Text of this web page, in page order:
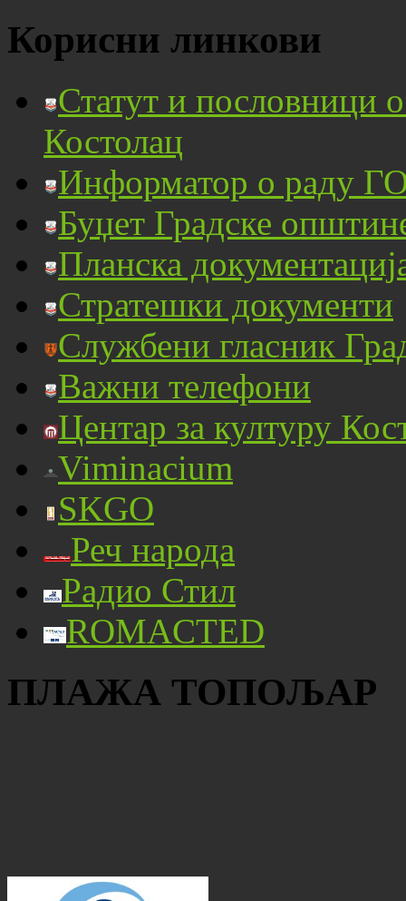
Корисни линкови
Статут и пословници
Костолац
Информатор о раду
Буџет Градске
Планска
Стратешки документи
Службени гласник
Важни телефони
Центар за културу
Viminacium
SKGO
Реч народа
Радио Стил
ROMACTED
ПЛАЖА ТОПОЉАР